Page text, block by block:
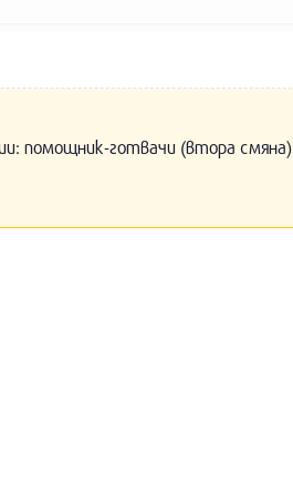
помощник-готвачи (втора